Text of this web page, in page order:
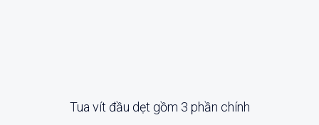
Tua vít đầu dẹt gồm 3 phần chính